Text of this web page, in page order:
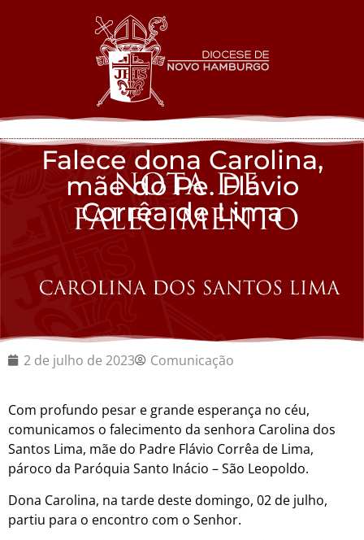
Falece dona Carolina,
mãe do Pe. Flávio
Corrêa de Lima
2 de julho de 2023 Comunicação
Com profundo pesar e grande esperança no céu,
comunicamos o falecimento da senhora Carolina dos
Santos Lima, mãe do Padre Flávio Corrêa de Lima,
pároco da Paróquia Santo Inácio – São Leopoldo.
Dona Carolina, na tarde deste domingo, 02 de julho,
partiu para o encontro com o Senhor.